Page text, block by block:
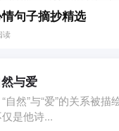
句子摘抄精选
读
与爱
然”与“爱”的关系被描
是他诗...